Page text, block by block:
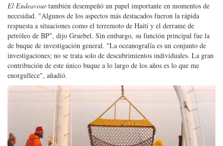
El Endeavourtambién desempeñó un papel importante en momentos de
necesidad. "Algunos de los aspectos más destacados fueron la rápida
respuesta a situaciones como el terremoto de Haití y el derrame de
petróleo de BP", dijo Gruebel. Sin embargo, su función principal fue la
de buque de investigación general. "La oceanografía es un conjunto de
investigaciones; no se trata solo de descubrimientos individuales. La gran
contribución de este único buque a lo largo de los años es lo que me
enorgullece", añadió.